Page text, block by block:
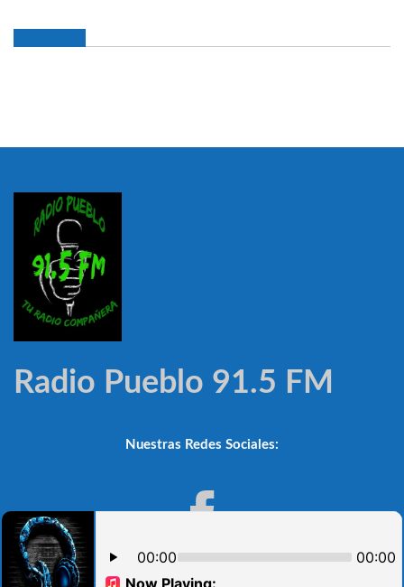
Radio Pueblo 91.5 FM
Nuestras Redes Sociales: